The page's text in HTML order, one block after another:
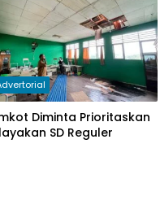
Diminta Prioritaskan
SD Reguler